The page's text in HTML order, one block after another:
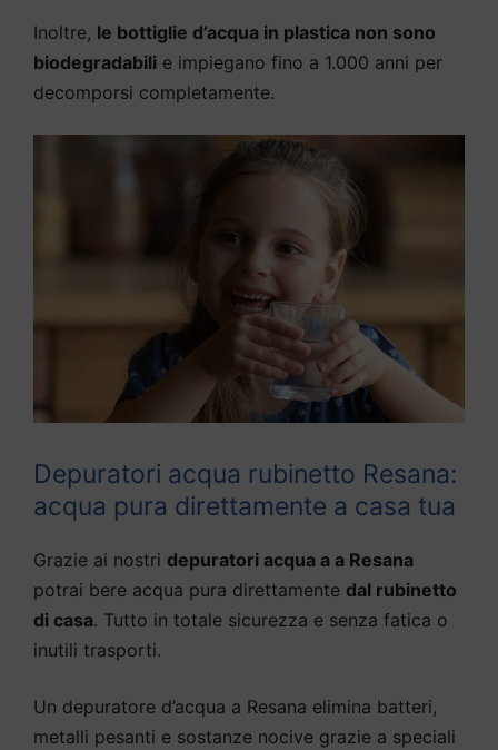
Inoltre, le bottiglie d’acqua in plastica non sono
biodegradabili e impiegano fino a 1.000 anni per
decomporsi completamente.
Depuratori acqua rubinetto Resana:
acqua pura direttamente a casa tua
Grazie ai nostri depuratori acqua a a Resana
potrai bere acqua pura direttamente dal rubinetto
di casa. Tutto in totale sicurezza e senza fatica o
inutili trasporti.
Un depuratore d’acqua a Resana elimina batteri,
metalli pesanti e sostanze nocive grazie a speciali